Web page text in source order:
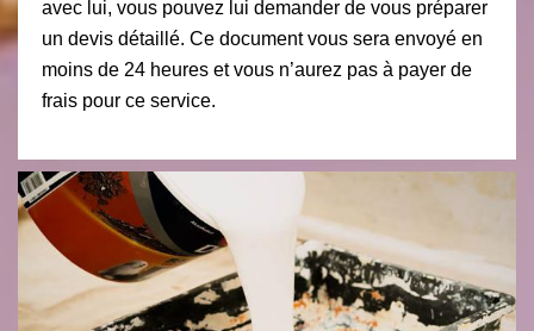
avec lui, vous pouvez lui demander de vous préparer
un devis détaillé. Ce document vous sera envoyé en
moins de 24 heures et vous n’aurez pas à payer de
frais pour ce service.